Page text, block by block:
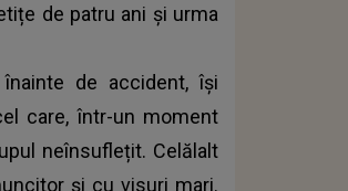
de patru ani și urma
de accident, își
care, într-un moment
neînsuflețit. Celălalt
și cu visuri mari.